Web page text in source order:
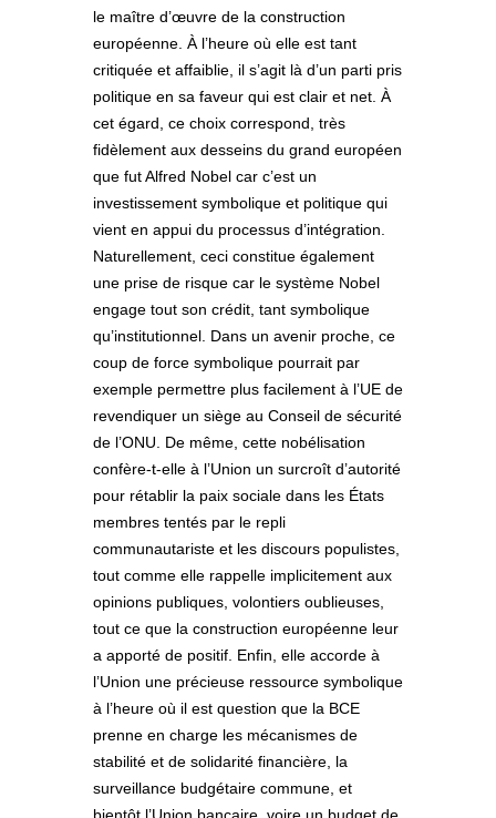
le maître d’œuvre de la construction
européenne. À l’heure où elle est tant
critiquée et affaiblie, il s’agit là d’un parti pris
politique en sa faveur qui est clair et net. À
cet égard, ce choix correspond, très
fidèlement aux desseins du grand européen
que fut Alfred Nobel car c’est un
investissement symbolique et politique qui
vient en appui du processus d’intégration.
Naturellement, ceci constitue également
une prise de risque car le système Nobel
engage tout son crédit, tant symbolique
qu’institutionnel. Dans un avenir proche, ce
coup de force symbolique pourrait par
exemple permettre plus facilement à l’UE de
revendiquer un siège au Conseil de sécurité
de l’ONU. De même, cette nobélisation
confère-t-elle à l’Union un surcroît d’autorité
pour rétablir la paix sociale dans les États
membres tentés par le repli
communautariste et les discours populistes,
tout comme elle rappelle implicitement aux
opinions publiques, volontiers oublieuses,
tout ce que la construction européenne leur
a apporté de positif. Enfin, elle accorde à
l’Union une précieuse ressource symbolique
à l’heure où il est question que la BCE
prenne en charge les mécanismes de
stabilité et de solidarité financière, la
surveillance budgétaire commune, et
bientôt l’Union bancaire, voire un budget de